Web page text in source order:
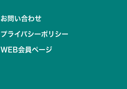
お問い合わせ
プライバシーポリシー
WEB会員ページ